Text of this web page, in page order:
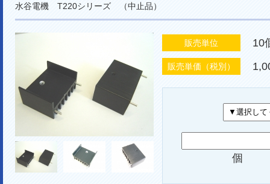
水谷電機 T220シリーズ （中止品）
販売単位 10
販売単価（税別）
個